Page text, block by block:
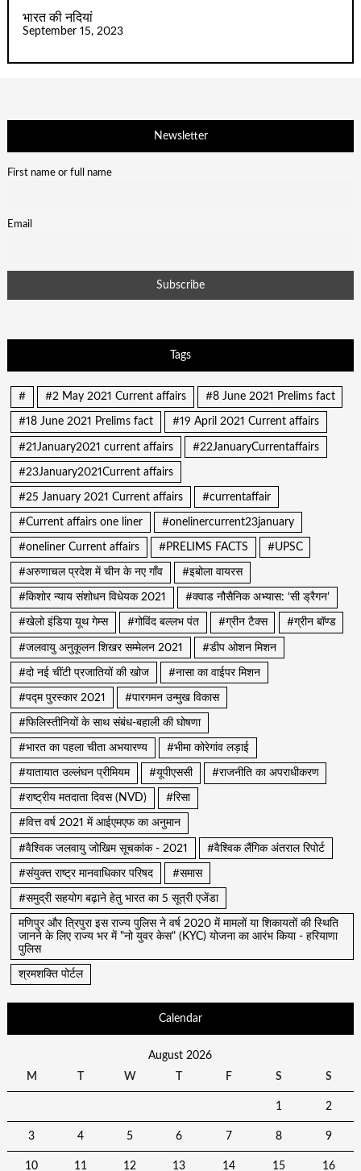
भारत की नदियां
September 15, 2023
Newsletter
First name or full name
Email
Tags
# #2 May 2021 Current affairs #8 June 2021 Prelims fact
#18 June 2021 Prelims fact #19 April 2021 Current affairs
#21January2021 current affairs #22JanuaryCurrentaffairs
#23January2021Current affairs
#25 January 2021 Current affairs #currentaffair
#Current affairs one liner #onelinercurrent23january
#oneliner Current affairs #PRELIMS FACTS #UPSC
#अरुणाचल प्रदेश में चीन के नए गाँव #इबोला वायरस
#किशोर न्याय संशोधन विधेयक 2021 #क्वाड नौसैनिक अभ्यास: ‘सी ड्रैगन’
#खेलो इंडिया यूथ गेम्स #गोविंद बल्लभ पंत #ग्रीन टैक्स #ग्रीन बॉण्ड
#जलवायु अनुकूलन शिखर सम्मेलन 2021 #डीप ओशन मिशन
#दो नई चींटी प्रजातियों की खोज #नासा का वाईपर मिशन
#पद्म पुरस्कार 2021 #पारगमन उन्मुख विकास
#फिलिस्तीनियों के साथ संबंध-बहाली की घोषणा
#भारत का पहला चीता अभयारण्य #भीमा कोरेगांव लड़ाई
#यातायात उल्लंघन प्रीमियम #यूपीएससी #राजनीति का अपराधीकरण
#राष्ट्रीय मतदाता दिवस (NVD) #रिसा
#वित्त वर्ष 2021 में आईएमएफ का अनुमान
#वैश्विक जलवायु जोखिम सूचकांक - 2021 #वैश्विक लैंगिक अंतराल रिपोर्ट
#संयुक्त राष्ट्र मानवाधिकार परिषद #समास
#समुद्री सहयोग बढ़ाने हेतु भारत का 5 सूत्री एजेंडा
मणिपुर और त्रिपुरा इस राज्य पुलिस ने वर्ष 2020 में मामलों या शिकायतों की स्थिति
जानने के लिए राज्य भर में "नो युवर केस" (KYC) योजना का आरंभ किया - हरियाणा
पुलिस
श्रमशक्ति पोर्टल
Calendar
August 2026
M
T W T F S S
1 2
3 4 5 6 7 8 9
10 11 12 13 14 15 16